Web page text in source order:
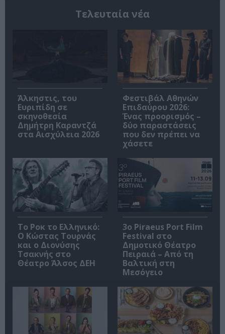
Τελευταία νέα
Άλκηστις, του
Ευριπίδη σε
σκηνοθεσία
Δημήτρη Καραντζά
στα Αισχύλεια 2026
Φεστιβάλ Αθηνών
Επιδαύρου 2026:
Ένας προορισμός –
δύο παραστάσεις
που δεν πρέπει να
χάσετε
Το Ροκ το Ελληνικό:
Ο Κώστας Τουρνάς
και ο Διονύσης
Τσακνής στο
Θέατρο Άλσος ΔΕΗ
3o Piraeus Port Film
Festival στο
Δημοτικό Θέατρο
Πειραιά – Από τη
Βαλτική στη
Μεσόγειο